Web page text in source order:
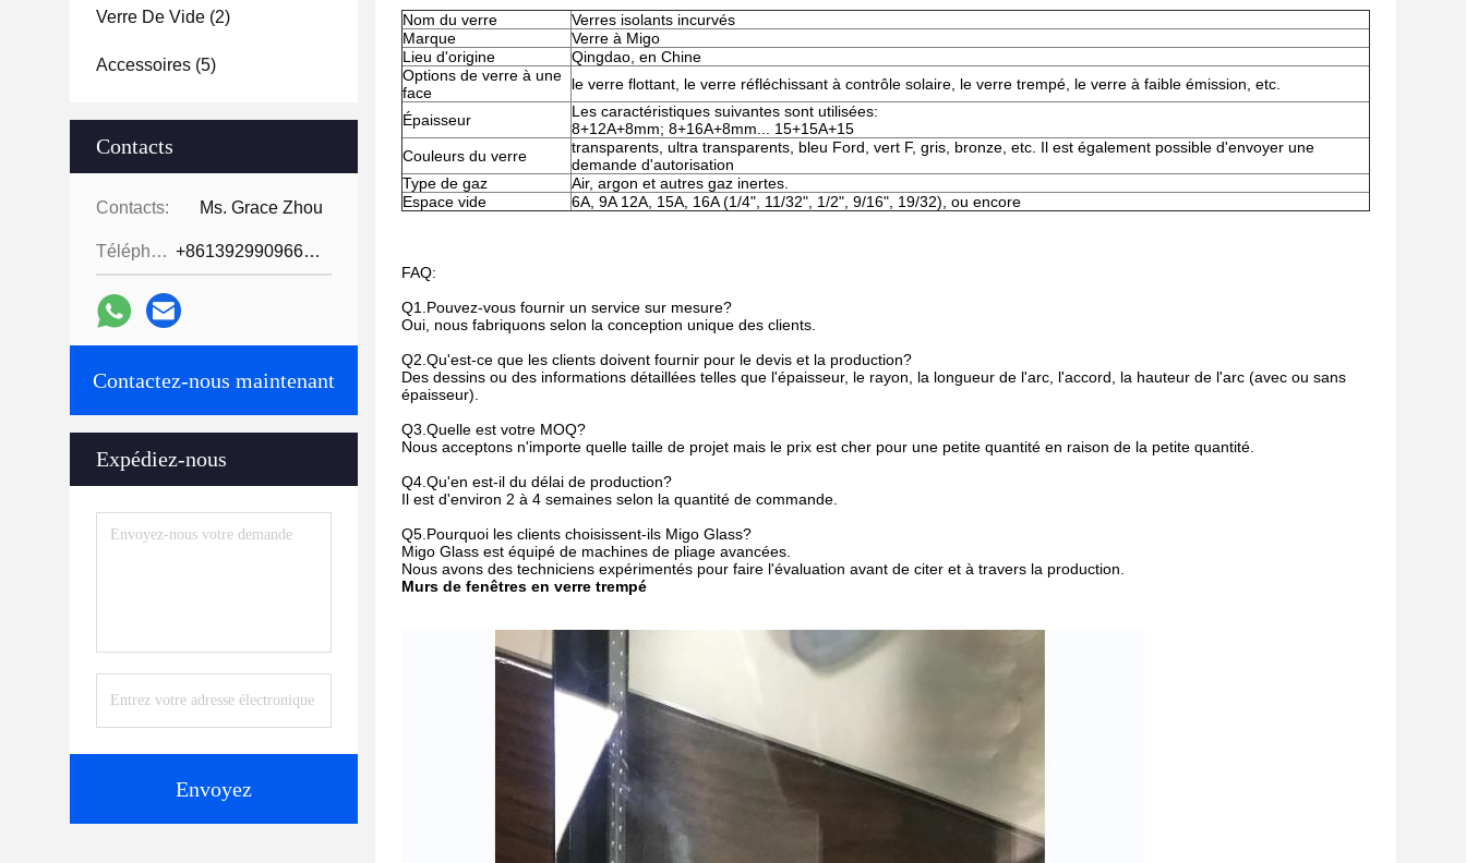
Verre De Vide (2)
Accessoires (5)
Contacts
Contacts: Ms. Grace Zhou
Téléphone: +8613929909663--13690711186
Contactez-nous maintenant
Expédiez-nous
Envoyez
Nom du verre
Verres isolants incurvés
Marque
Verre à Migo
Lieu d'origine
Qingdao, en Chine
Options de verre à une
face
le verre flottant, le verre réfléchissant à contrôle solaire, le verre trempé, le verre à faible émission, etc.
Épaisseur
Les caractéristiques suivantes sont utilisées:
8+12A+8mm; 8+16A+8mm... 15+15A+15
Couleurs du verre
transparents, ultra transparents, bleu Ford, vert F, gris, bronze, etc. Il est également possible d'envoyer une
demande d'autorisation
Type de gaz
Air, argon et autres gaz inertes.
Espace vide
6A, 9A 12A, 15A, 16A (1/4", 11/32", 1/2", 9/16", 19/32), ou encore
FAQ:
Q1.Pouvez-vous fournir un service sur mesure?
Oui, nous fabriquons selon la conception unique des clients.
Q2.Qu'est-ce que les clients doivent fournir pour le devis et la production?
Des dessins ou des informations détaillées telles que l'épaisseur, le rayon, la longueur de l'arc, l'accord, la hauteur de l'arc (avec ou sans
épaisseur).
Q3.Quelle est votre MOQ?
Nous acceptons n'importe quelle taille de projet mais le prix est cher pour une petite quantité en raison de la petite quantité.
Q4.Qu'en est-il du délai de production?
Il est d'environ 2 à 4 semaines selon la quantité de commande.
Q5.Pourquoi les clients choisissent-ils Migo Glass?
Migo Glass est équipé de machines de pliage avancées.
Nous avons des techniciens expérimentés pour faire l'évaluation avant de citer et à travers la production.
Murs de fenêtres en verre trempé